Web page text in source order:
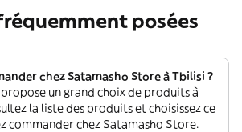
posées
chez Satamasho Store à Tbilisi ?
un grand choix de produits à
la liste des produits et choisissez ce
commander chez Satamasho Store.